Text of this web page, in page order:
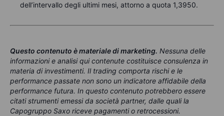
dell’intervallo degli ultimi mesi, attorno a quota 1,3950.
Questo contenuto è materiale di marketing. Nessuna delle
informazioni e analisi qui contenute costituisce consulenza in
materia di investimenti. Il trading comporta rischi e le
performance passate non sono un indicatore affidabile della
performance futura. In questo contenuto potrebbero essere
citati strumenti emessi da società partner, dalle quali la
Capogruppo Saxo riceve pagamenti o retrocessioni.